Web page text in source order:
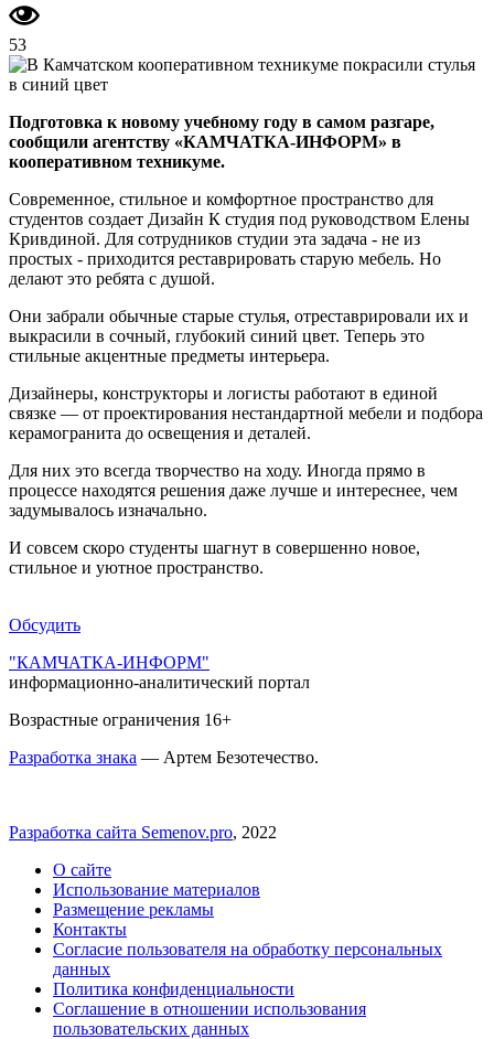
53
Подготовка к новому учебному году в самом разгаре,
сообщили агентству «КАМЧАТКА-ИНФОРМ» в
кооперативном техникуме.
Современное, стильное и комфортное пространство для
студентов создает Дизайн К студия под руководством Елены
Кривдиной. Для сотрудников студии эта задача - не из
простых - приходится реставрировать старую мебель. Но
делают это ребята с душой.
​Они забрали обычные старые стулья, отреставрировали их и
выкрасили в сочный, глубокий синий цвет. Теперь это
стильные акцентные предметы интерьера.​
Дизайнеры, конструкторы и логисты работают в единой
связке — от проектирования нестандартной мебели и подбора
керамогранита до освещения и деталей.
Для них это всегда творчество на ходу. Иногда прямо в
процессе находятся решения даже лучше и интереснее, чем
задумывалось изначально.
​И совсем скоро студенты шагнут в совершенно новое,
стильное и уютное пространство.
Обсудить
"КАМЧАТКА-ИНФОРМ"
информационно-аналитический портал
Возрастные ограничения 16+
Разработка знака — Артем Безотечество.
Разработка сайта Semenov.pro, 2022
О сайте
Использование материалов
Размещение рекламы
Контакты
Согласие пользователя на обработку персональных
данных
Политика конфиденциальности
Соглашение в отношении использования
пользовательских данных